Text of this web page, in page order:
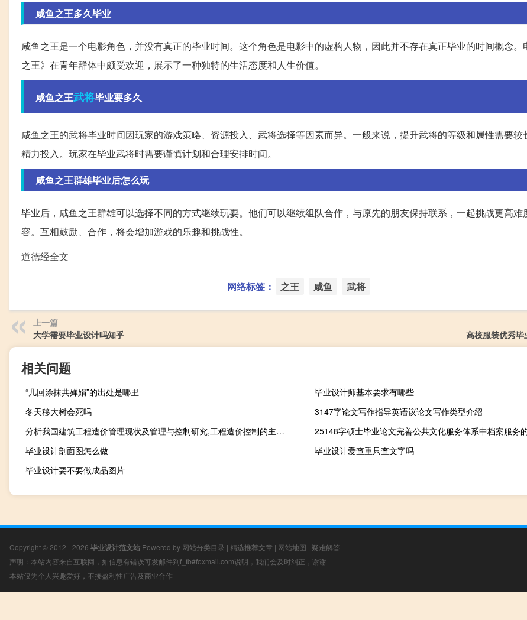
咸鱼之王多久毕业
咸鱼之王是一个电影角色，并没有真正的毕业时间。这个角色是电影中的虚构人物，因此并不存在真正毕业的时间概念。
之王》在青年群体中颇受欢迎，展示了一种独特的生活态度和人生价值。
咸鱼之王武将毕业要多久
咸鱼之王的武将毕业时间因玩家的游戏策略、资源投入、武将选择等因素而异。一般来说，提升武将的等级和属性需要较
精力投入。玩家在毕业武将时需要谨慎计划和合理安排时间。
咸鱼之王群雄毕业后怎么玩
毕业后，咸鱼之王群雄可以选择不同的方式继续玩耍。他们可以继续组队合作，与原先的朋友保持联系，一起挑战更高难
容。互相鼓励、合作，将会增加游戏的乐趣和挑战性。
道德经全文
网络标签： 之王 咸鱼 武将
上一篇
大学需要毕业设计吗知乎
高校服装优秀毕
相关问题
“几回涂抹共婵娟”的出处是哪里
毕业设计师基本要求有哪些
冬天移大树会死吗
3147字论文写作指导英语议论文写作类型介绍
分析我国建筑工程造价管理现状及管理与控制研究,工程造价控制的主要研究内容是什么？
25148字硕士毕业论文完善公共文化服务体系中档案服务
毕业设计剖面图怎么做
毕业设计爱查重只查文字吗
毕业设计要不要做成品图片
Copyright © 2012 - 2026 毕业设计范文站 Powered by 网站分类目录 | 精选推荐文章 | 网站地图 | 疑难解答
声明：本站内容来自互联网，如信息有错误可发邮件到f_fb#foxmail.com说明，我们会及时纠正，谢谢
本站仅为个人兴趣爱好，不接盈利性广告及商业合作